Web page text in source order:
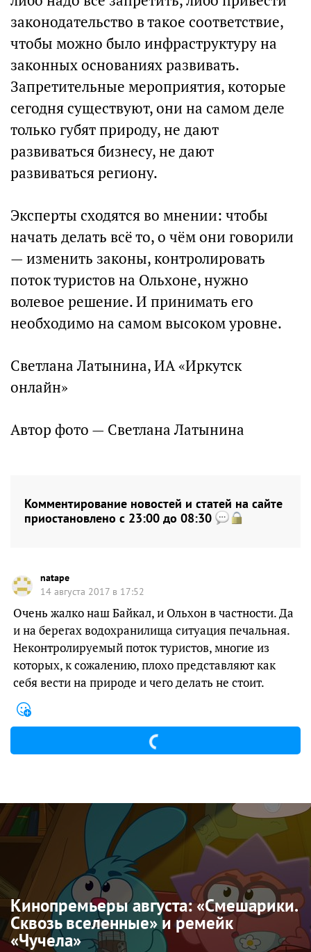
законодательство в такое соответствие,
чтобы можно было инфраструктуру на
законных основаниях развивать.
Запретительные мероприятия, которые
сегодня существуют, они на самом деле
только губят природу, не дают
развиваться бизнесу, не дают
развиваться региону.
Эксперты сходятся во мнении: чтобы
начать делать всё то, о чём они говорили
— изменить законы, контролировать
поток туристов на Ольхоне, нужно
волевое решение. И принимать его
необходимо на самом высоком уровне.
Светлана Латынина, ИА «Иркутск
онлайн»
Автор фото — Светлана Латынина
Комментирование новостей и статей на сайте
приостановлено с 23:00 до 08:30
natape
14 августа 2017 в 17:52
Очень жалко наш Байкал, и Ольхон в частности. Да
и на берегах водохранилища ситуация печальная.
Неконтролируемый поток туристов, многие из
которых, к сожалению, плохо представляют как
себя вести на природе и чего делать не стоит.
Кинопремьеры августа: «Смешарики.
Сквозь вселенные» и ремейк
«Чучела»